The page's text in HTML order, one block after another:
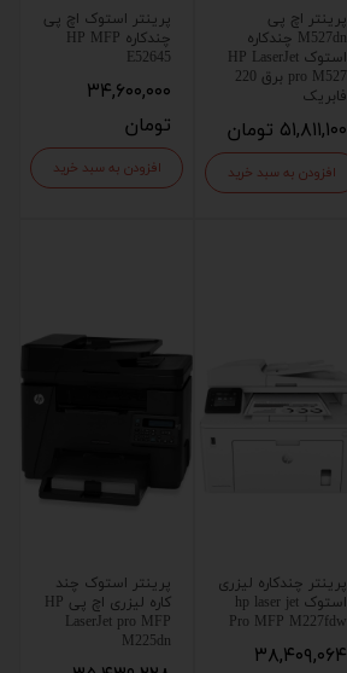
پرینتر اچ پی
M527dn چندکاره
استوک HP LaserJet
pro M527 برق 220
فابریک
۵۱,۸۱۱,۱۰۰ تومان
افزودن به سبد خرید
پرینتر استوک اچ پی
چندکاره HP MFP
E52645
۳۴,۶۰۰,۰۰۰
تومان
افزودن به سبد خرید
پرینتر چندکاره لیزری
استوک hp laser jet
Pro MFP M227fdw
۳۸,۴۰۹,۰۶۴
پرینتر استوک چند
کاره لیزری اچ پی HP
LaserJet pro MFP
M225dn